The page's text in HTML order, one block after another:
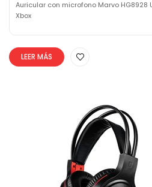
Auricular con microfono Marvo HG8928
Xbox
LEER MÁS